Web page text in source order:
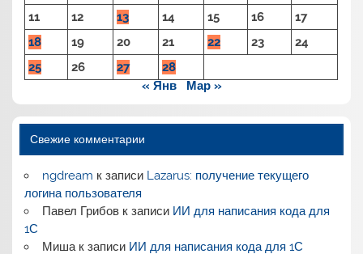
11
12 13 14 15 16
17
18
19 20 21 22 23
24
25
26 27
28
« Янв
Мар »
Свежие комментарии
ngdream к записи Lazarus: получение текущего
логина пользователя
Павел Грибовк записи ИИ для написания кода для
1С
Мишак записи ИИ для написания кода для 1С